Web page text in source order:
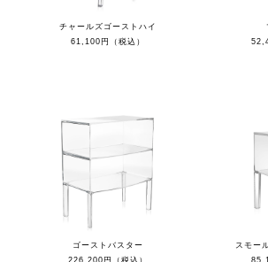
チャールズゴーストハイ
61,100円（税込）
ゴーストバスター
スモー